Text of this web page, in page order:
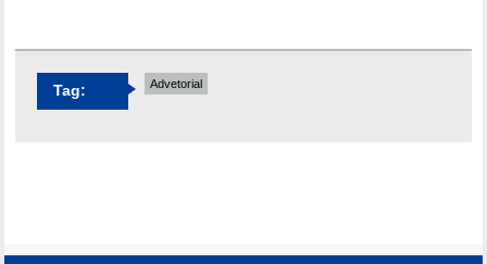
Tag: Advetorial